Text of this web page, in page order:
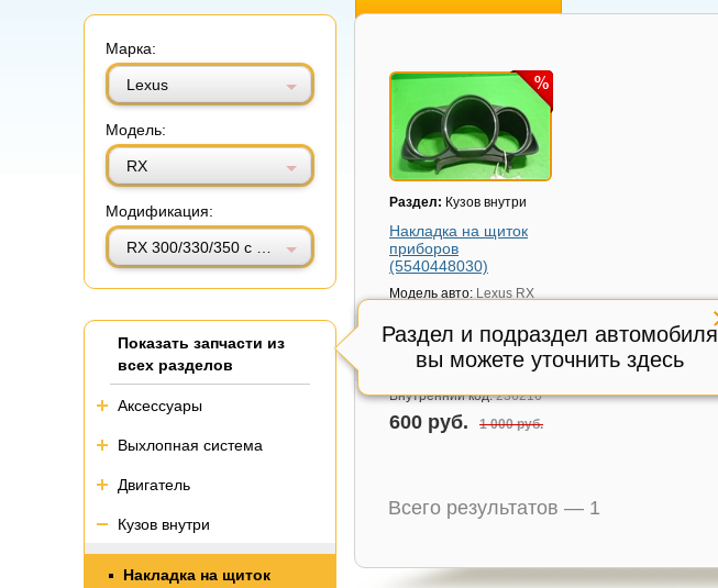
Марка:
Lexus
Модель:
RX
Модификация:
Раздел и подраздел автомобиля
вы можете уточнить здесь
Показать запчасти из
всех разделов
Аксессуары
Выхлопная система
Двигатель
Кузов внутри
Накладка на щиток
Раздел: Кузов внутри
Накладка на щиток
приборов
(5540448030)
Модель авто: Lexus RX
(РХ)
Артикул:
5540448030
Внутренний код:236216
600 руб. 1 000 руб.
Всего результатов — 1